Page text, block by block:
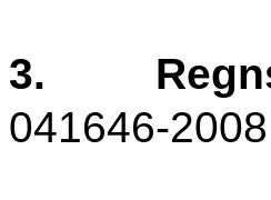
3.
041646-2008